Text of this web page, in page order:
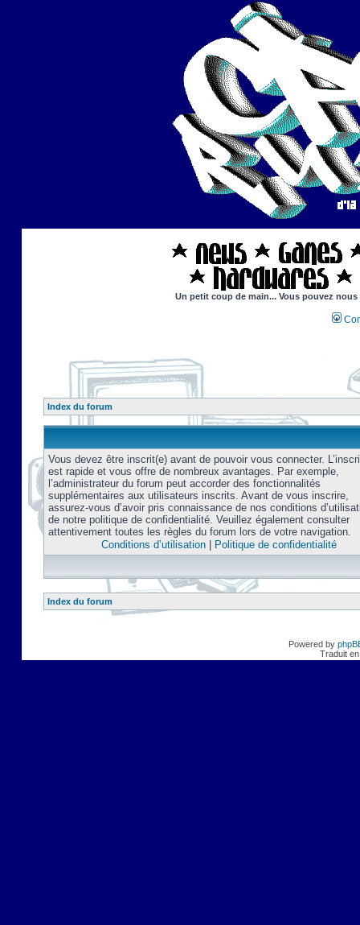
Un petit coup de main... Vous pouvez
Index du forum
Vous devez être inscrit(e) avant de pouvoir vous connecter.
est rapide et vous offre de nombreux avantages. Par exemple,
l’administrateur du forum peut accorder des fonctionnalités
supplémentaires aux utilisateurs inscrits. Avant de vous inscrire,
assurez-vous d’avoir pris connaissance de nos conditions
de notre politique de confidentialité. Veuillez également consulter
attentivement toutes les règles du forum lors de votre navigation.
Conditions d’utilisation| Politique de confidentialité
Index du forum
Powered by
Traduit